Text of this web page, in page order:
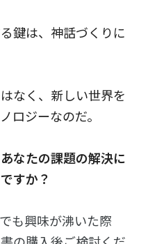
鍵は、神話づくりに
なく、新しい世界を
ロジーなのだ。
なたの課題の解決に
すか？
も興味が沸いた際